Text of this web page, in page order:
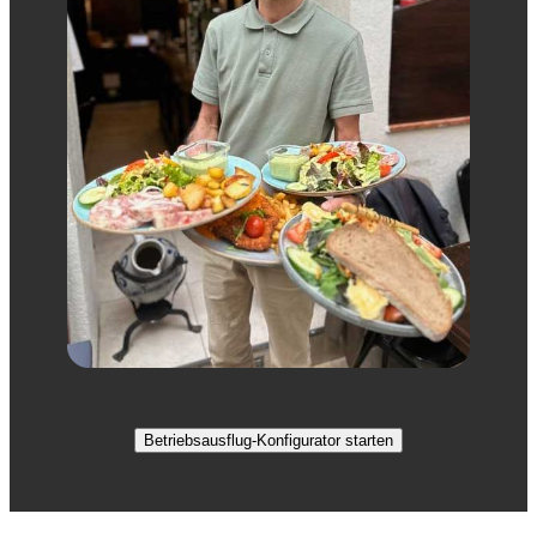
Betriebsausflug-Konfigurator starten